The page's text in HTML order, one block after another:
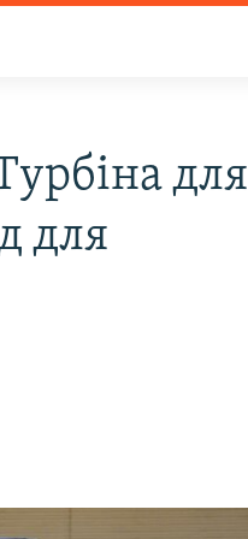
для
для